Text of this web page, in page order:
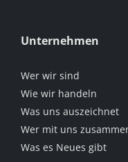
Unternehmen
Wer wir sind
Wie wir handeln
Was uns auszeichnet
Wer mit uns
Was es Neues gibt